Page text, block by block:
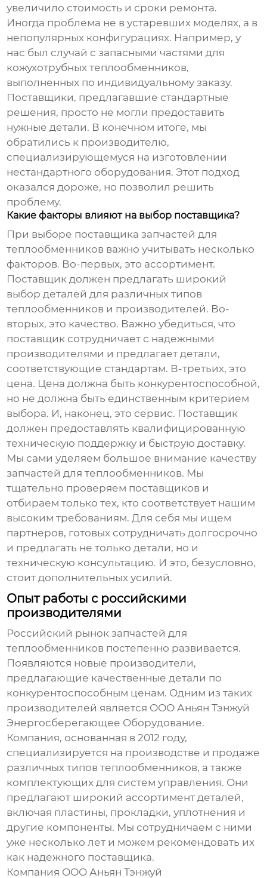
увеличило стоимость и сроки ремонта.
Иногда проблема не в устаревших моделях, а в
непопулярных конфигурациях. Например, у
нас был случай сзапасными частями для
кожухотрубных теплообменников,
выполненных по индивидуальному заказу.
Поставщики, предлагавшие стандартные
решения, просто не могли предоставить
нужные детали. В конечном итоге, мы
обратились к производителю,
специализирующемуся на изготовлении
нестандартного оборудования. Этот подход
оказался дороже, но позволил решить
проблему.
Какие факторы влияют на выбор поставщика?
При выборе поставщиказапчастей для
теплообменников важно учитывать несколько
факторов. Во-первых, это ассортимент.
Поставщик должен предлагать широкий
выбор деталей для различных типов
теплообменников и производителей. Во-
вторых, это качество. Важно убедиться, что
поставщик сотрудничает с надежными
производителями и предлагает детали,
соответствующие стандартам. В-третьих, это
цена. Цена должна быть конкурентоспособной,
но не должна быть единственным критерием
выбора. И, наконец, это сервис. Поставщик
должен предоставлять квалифицированную
техническую поддержку и быструю доставку.
Мы сами уделяем большое внимание качеству
запчастей для теплообменников. Мы
тщательно проверяем поставщиков и
отбираем только тех, кто соответствует нашим
высоким требованиям. Для себя мы ищем
партнеров, готовых сотрудничать долгосрочно
и предлагать не только детали, но и
техническую консультацию. И это, безусловно,
стоит дополнительных усилий.
Опыт работы с российскими
производителями
Российский рынокзапчастей для
теплообменников постепенно развивается.
Появляются новые производители,
предлагающие качественные детали по
конкурентоспособным ценам. Одним из таких
производителей является ООО Аньян Тэнжуй
Энергосберегающее Оборудование.
Компания, основанная в 2012 году,
специализируется на производстве и продаже
различных типов теплообменников, а также
комплектующих для систем управления. Они
предлагают широкий ассортимент деталей,
включая пластины, прокладки, уплотнения и
другие компоненты. Мы сотрудничаем с ними
уже несколько лет и можем рекомендовать их
как надежного поставщика.
Компания ООО Аньян Тэнжуй